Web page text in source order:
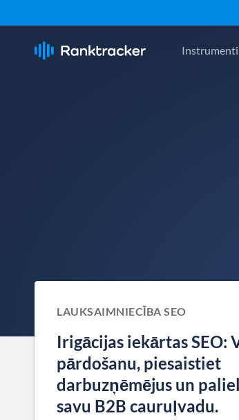
Instrumenti
LAUKSAIMNIECĪBA SEO
Irigācijas iekārtas SEO:
pārdošanu, piesaistiet
darbuzņēmējus un
savu B2B cauruļvadu.